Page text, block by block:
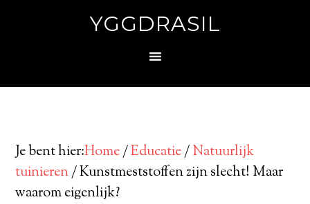
YGGDRASIL
Je bent hier:Home/Educatie/Natuurlijk
tuinieren/Kunstmeststoffen zijn slecht! Maar
waarom eigenlijk?